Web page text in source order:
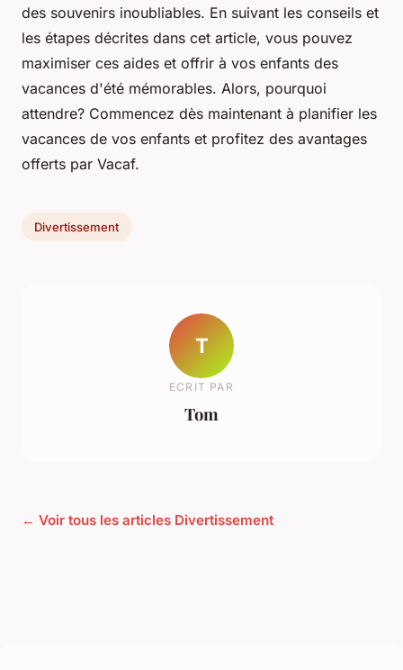
des souvenirs inoubliables. En suivant les conseils et
les étapes décrites dans cet article, vous pouvez
maximiser ces aides et offrir à vos enfants des
vacances d'été mémorables. Alors, pourquoi
attendre? Commencez dès maintenant à planifier les
vacances de vos enfants et profitez des avantages
offerts par Vacaf.
Divertissement
T
ECRIT PAR
Tom
← Voir tous les articles Divertissement